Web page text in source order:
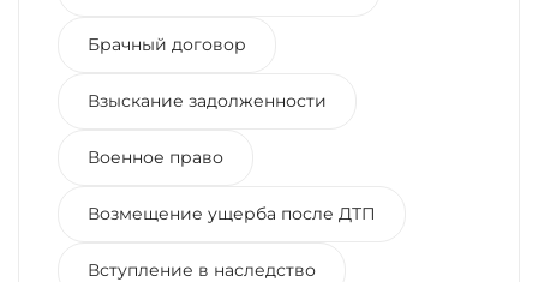
Брачный договор
Взыскание задолженности
Военное право
Возмещение ущерба после ДТП
Вступление в наследство